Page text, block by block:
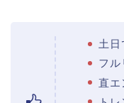
土日
フル
直エ